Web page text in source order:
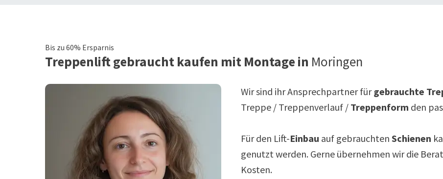
Bis zu 60% Ersparnis
Treppenliftgebraucht kaufen mit Montage in Moringen
Wir sind ihr Ansprechpartner fürgebrauchte
Treppe / Treppenverlauf / Treppenform den
Für den Lift-Einbau auf gebrauchten Schienen
genutzt werden. Gerne übernehmen wir die
Kosten.